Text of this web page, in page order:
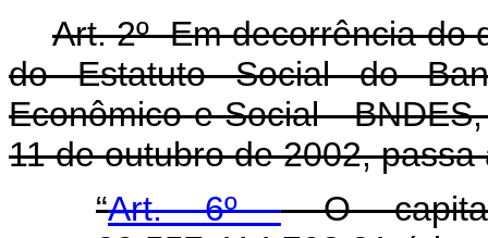
Art. 2º Em decorrência do
do Estatuto Social do
Econômico e Social -
11 de outubro de 2002,
“Art. 6ºO